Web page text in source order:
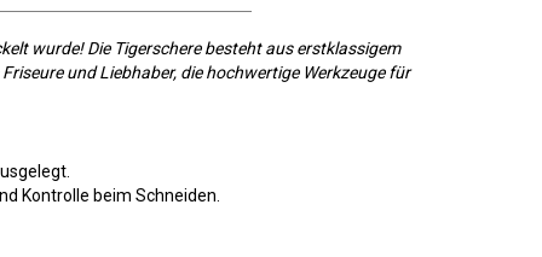
wurde! Die Tigerschere besteht aus erstklassigem
und Liebhaber, die hochwertige Werkzeuge für
Kontrolle beim Schneiden.